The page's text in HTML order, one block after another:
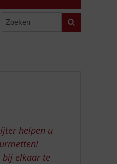
Zoeken
helpen u
bij elkaar te